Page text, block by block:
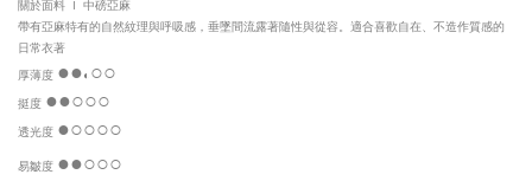
關於面料 I 中磅亞麻
帶有亞麻特有的自然紋理與呼吸感，垂墜間流露著隨性與從容。適合喜歡自在、不造作質感的
日常衣著
厚薄度 ●●◐ ○○
挺度 ●●○○○
透光度 ●○○○○
易皺度 ●●○○○